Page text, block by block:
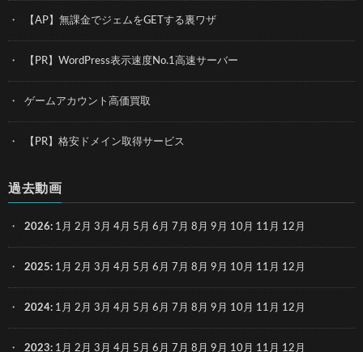
【AP】無課金でジェムをGETする裏ワザ
【PR】WordPress表示速度No.1高速サーバー
ゲームアカウント高価買取
【PR】格安ドメイン取得サービス
過去動画
2026: 1月 2月 3月 4月 5月 6月 7月 8月 9月 10月 11月 12月
2025: 1月 2月 3月 4月 5月 6月 7月 8月 9月 10月 11月 12月
2024: 1月 2月 3月 4月 5月 6月 7月 8月 9月 10月 11月 12月
2023: 1月 2月 3月 4月 5月 6月 7月 8月 9月 10月 11月 12月